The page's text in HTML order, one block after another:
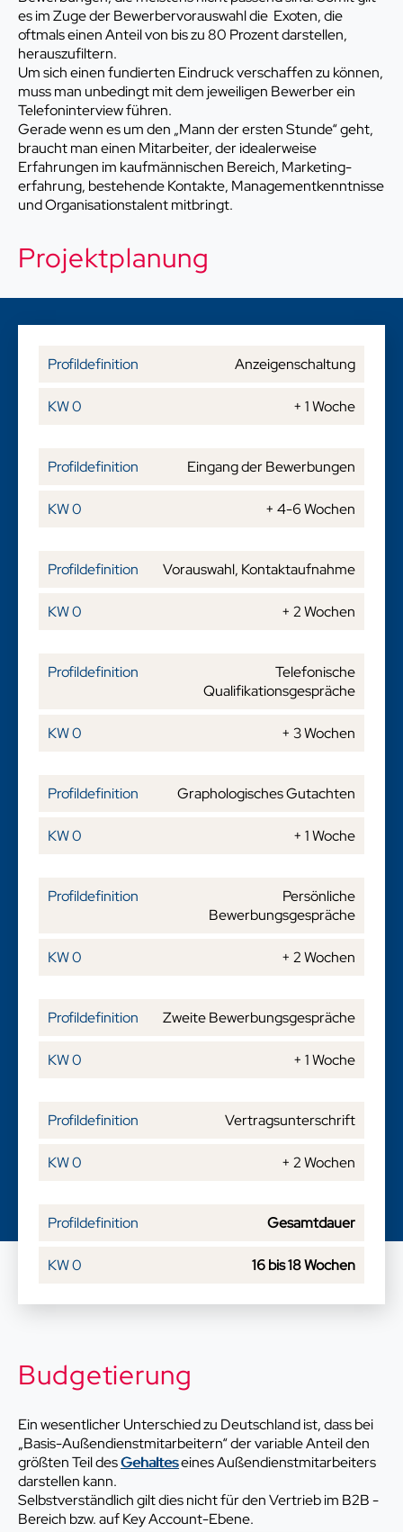
es im Zuge der Bewerbervorauswahl die Exoten, die
oftmals einen Anteil von bis zu 80 Prozent darstellen,
herauszufiltern.
Um sich einen fundierten Eindruck verschaffen zu können,
muss man unbedingt mit dem jeweiligen Bewerber ein
Telefoninterview führen.
Gerade wenn es um den „Mann der ersten Stunde“ geht,
braucht man einen Mitarbeiter, der idealerweise
Erfahrungen im kaufmännischen Bereich, Marketing-
erfahrung, bestehende Kontakte, Managementkenntnisse
und Organisationstalent mitbringt.
Projektplanung
Anzeigenschaltung
+ 1 Woche
Eingang der Bewerbungen
+ 4-6 Wochen
Vorauswahl, Kontaktaufnahme
+ 2 Wochen
Telefonische
Qualifikationsgespräche
+ 3 Wochen
Graphologisches Gutachten
+ 1 Woche
Persönliche
Bewerbungsgespräche
+ 2 Wochen
Zweite Bewerbungsgespräche
+ 1 Woche
Vertragsunterschrift
+ 2 Wochen
Gesamtdauer
16 bis 18 Wochen
Budgetierung
Ein wesentlicher Unterschied zu Deutschland ist, dass bei
„Basis-Außendienstmitarbeitern“ der variable Anteil den
größten Teil desGehalteseines Außendienstmitarbeiters
darstellen kann.
Selbstverständlich gilt dies nicht für den Vertrieb im B2B -
Bereich bzw. auf Key Account-Ebene.